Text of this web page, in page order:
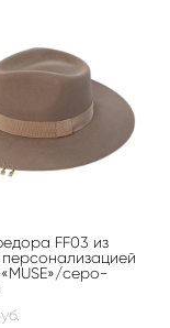
FF03 из
серо-